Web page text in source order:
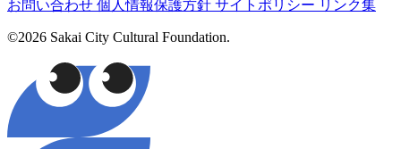
お問い合わせ 個人情報保護方針 サイトポリシー リンク集
©2026 Sakai City Cultural Foundation.